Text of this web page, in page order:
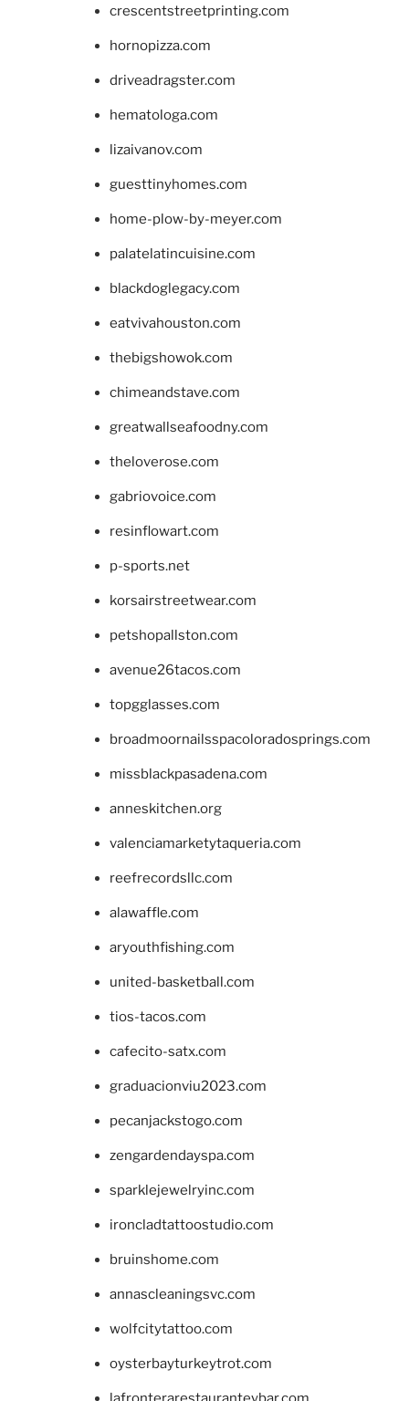
crescentstreetprinting.com
hornopizza.com
driveadragster.com
hematologa.com
lizaivanov.com
guesttinyhomes.com
home-plow-by-meyer.com
palatelatincuisine.com
blackdoglegacy.com
eatvivahouston.com
thebigshowok.com
chimeandstave.com
greatwallseafoodny.com
theloverose.com
gabriovoice.com
resinflowart.com
p-sports.net
korsairstreetwear.com
petshopallston.com
avenue26tacos.com
topgglasses.com
broadmoornailsspacoloradosprings.com
missblackpasadena.com
anneskitchen.org
valenciamarketytaqueria.com
reefrecordsllc.com
alawaffle.com
aryouthfishing.com
united-basketball.com
tios-tacos.com
cafecito-satx.com
graduacionviu2023.com
pecanjackstogo.com
zengardendayspa.com
sparklejewelryinc.com
ironcladtattoostudio.com
bruinshome.com
annascleaningsvc.com
wolfcitytattoo.com
oysterbayturkeytrot.com